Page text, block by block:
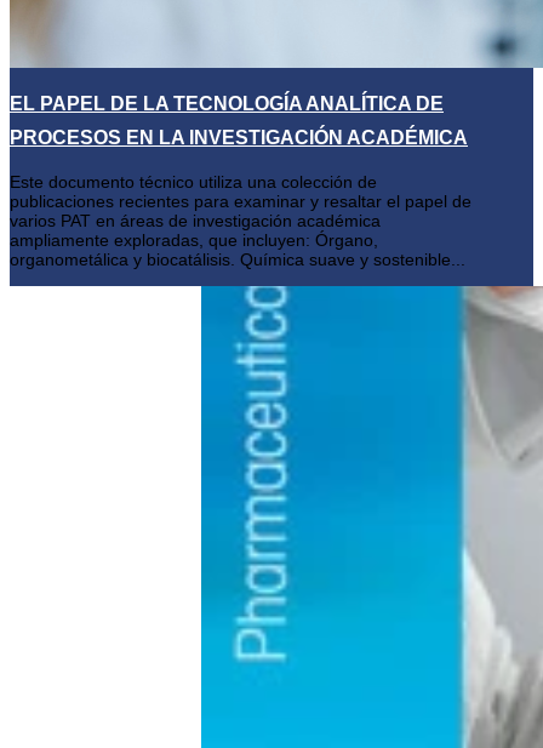
EL PAPEL DE LA TECNOLOGÍA ANALÍTICA DE
PROCESOS EN LA INVESTIGACIÓN ACADÉMICA
Este documento técnico utiliza una colección de
publicaciones recientes para examinar y resaltar el papel de
varios PAT en áreas de investigación académica
ampliamente exploradas, que incluyen: Órgano,
organometálica y biocatálisis. Química suave y sostenible...